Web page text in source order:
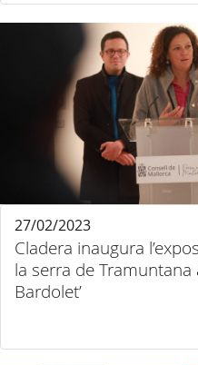
Cladera inaugura
la serra de Tramuntana
Bardolet’
27/02/2023